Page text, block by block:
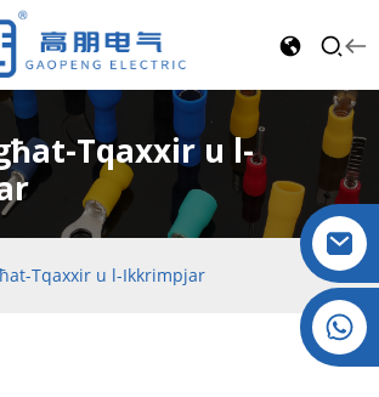
Tqaxxir u l-
Tqaxxir u l-Ikkrimpjar